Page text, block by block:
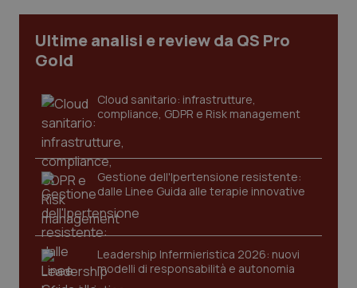
Ultime analisi e review da QS Pro
Gold
Cloud sanitario: infrastrutture,
compliance, GDPR e Risk management
Gestione dell'Ipertensione resistente:
dalle Linee Guida alle terapie innovative
Leadership Infermieristica 2026: nuovi
modelli di responsabilità e autonomia
CookieScriptConsent